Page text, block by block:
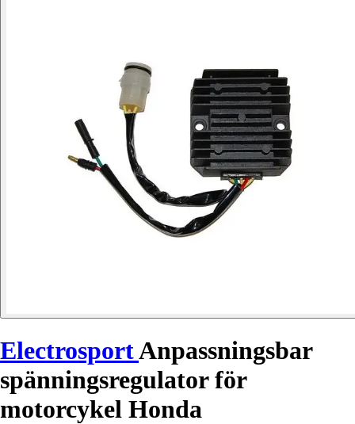
ElectrosportAnpassningsbar
spänningsregulator för
motorcykel Honda